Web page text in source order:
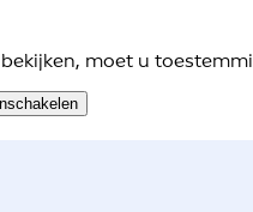
moet u